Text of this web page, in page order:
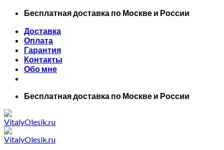
Skip
content
Бесплатная доставка по Москве и России
Доставка
Оплата
Гарантия
Контакты
Обо мне
Бесплатная доставка по Москве и России